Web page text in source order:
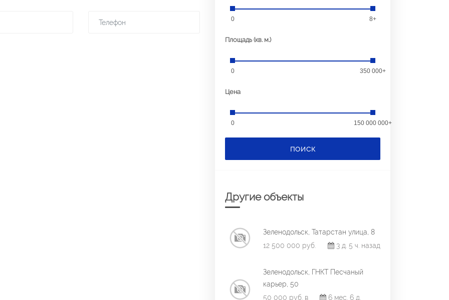
0 8+
Площадь (кв. м.)
0 350 000+
Цена
0 150 000 000+
ПОИСК
Другие объекты
Зеленодольск, Татарстан улица, 8
12 500 000 руб.
3 д. 5 ч. назад
Зеленодольск, ГНКТ Песчаный
карьер, 50
50 000 руб. в
6 мес. 6 д.